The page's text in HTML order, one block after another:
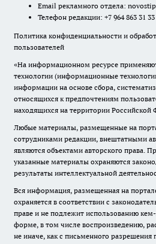
Email рекламного отдела:
Телефон редакции: +7 964 863 31 33
Политика конфиденциальности и
пользователей
«На информационном ресурсе
технологии (информационные
информации на основе сбора,
относящихся к предпочтениям
находящихся на территории Российской
Любые материалы, размещенные на
сотрудниками редакции, внештатными
являются объектами авторского права.
указанные материалы охраняются
результаты интеллектуальной
Вся информация, размещенная на
охраняется в соответствии с
праве и не подлежит использованию
форме, в том числе воспроизведению,
не иначе, как с письменного разрешения